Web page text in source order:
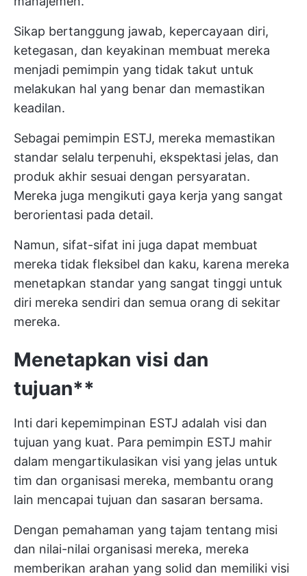
Sikap bertanggung jawab, kepercayaan diri,
ketegasan, dan keyakinan membuat mereka
menjadi pemimpin yang tidak takut untuk
melakukan hal yang benar dan memastikan
keadilan.
Sebagai pemimpin ESTJ, mereka memastikan
standar selalu terpenuhi, ekspektasi jelas, dan
produk akhir sesuai dengan persyaratan.
Mereka juga mengikuti gaya kerja yang sangat
berorientasi pada detail.
Namun, sifat-sifat ini juga dapat membuat
mereka tidak fleksibel dan kaku, karena mereka
menetapkan standar yang sangat tinggi untuk
diri mereka sendiri dan semua orang di sekitar
mereka.
Menetapkan visi dan
tujuan**
Inti dari kepemimpinan ESTJ adalah visi dan
tujuan yang kuat. Para pemimpin ESTJ mahir
dalam mengartikulasikan visi yang jelas untuk
tim dan organisasi mereka, membantu orang
lain mencapai tujuan dan sasaran bersama.
Dengan pemahaman yang tajam tentang misi
dan nilai-nilai organisasi mereka, mereka
memberikan arahan yang solid dan memiliki visi